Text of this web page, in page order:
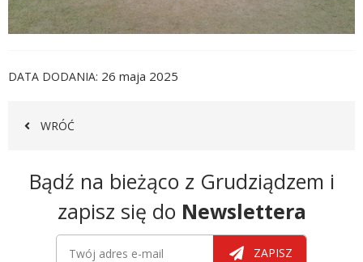
DATA DODANIA 26 maja 2025
WRÓĆ
Newsletter
Bądź na bieżąco z Grudziądzem i
zapisz się do Newslettera
ZAPISZ